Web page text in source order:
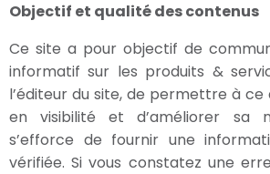
Objectif et qualité des contenus
Ce site a pour objectif de
informatif sur les produits &
l’éditeur du site, de permettre à
en visibilité et d’améliorer sa
s’efforce de fournir une
vérifiée. Si vous constatez une